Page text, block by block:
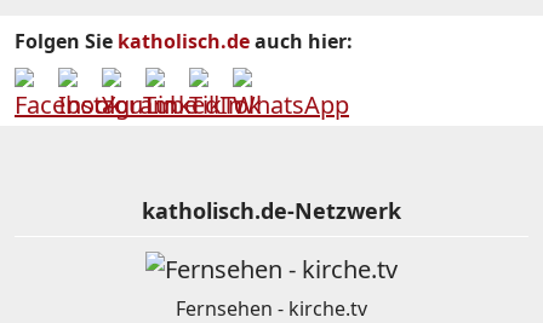
Folgen Sie katholisch.deauch hier:
katholisch.de-Netzwerk
Fernsehen - kirche.tv